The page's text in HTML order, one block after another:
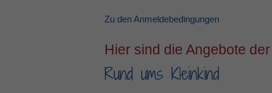
Zu den Anmeldebedingungen
Hier sind die Angebote
Rund ums Kleinkind